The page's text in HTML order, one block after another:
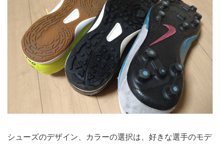
シューズのデザイン、カラーの選択は、好きな選手のモデ